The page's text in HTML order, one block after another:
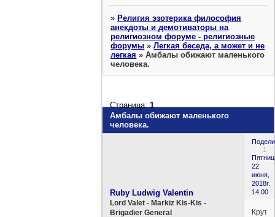
»Религия эзотерика философия
анекдоты и демотиваторы на
религиозном форуме - религиозные
форумы »Легкая беседа, а может и не
легкая »Амбалы обижают маленького
человека.
Амбалы обижают маленького
человека.
Страница:1
1
22
июня,
2018г.
14:00
Ruby Ludwig Valentin
Lord Valet - Markiz Kis-Kis -
Brigadier General